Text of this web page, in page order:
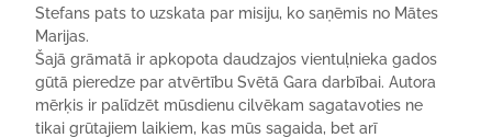
Stefans pats to uzskata par misiju, ko saņēmis no Mātes
Marijas.
Šajā grāmatā ir apkopota daudzajos vientuļnieka gados
gūtā pieredze par atvērtību Svētā Gara darbībai. Autora
mērķis ir palīdzēt mūsdienu cilvēkam sagatavoties ne
tikai grūtajiem laikiem, kas mūs sagaida, bet arī